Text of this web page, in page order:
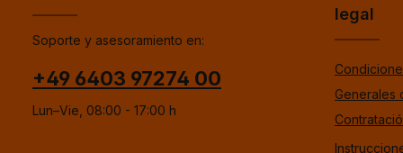
Soporte y asesoramiento en:
+49 6403 97274 00
Lun–Vie, 08:00 - 17:00 h
legal
Generales